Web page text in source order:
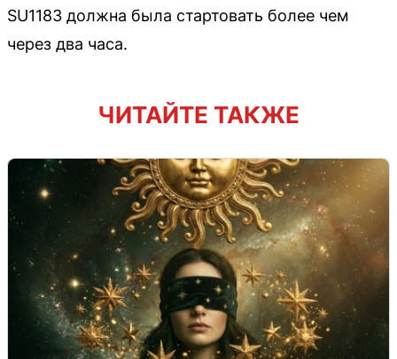
SU1183 должна была стартовать более чем
через два часа.
ЧИТАЙТЕ ТАКЖЕ